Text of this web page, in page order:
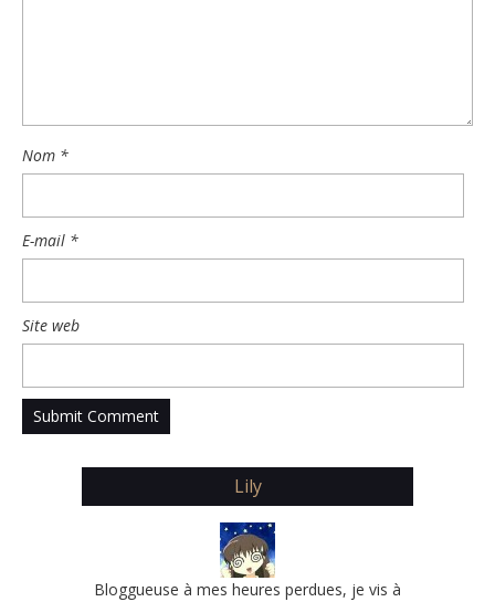
Nom *
E-mail *
Site web
Lily
Bloggueuse à mes heures perdues, je vis à